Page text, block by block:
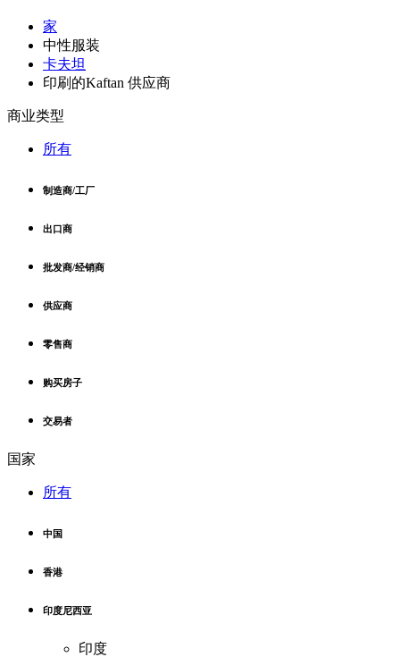
家
中性服装
卡夫坦
印刷的Kaftan 供应商
商业类型
所有
制造商/工厂
出口商
批发商/经销商
供应商
零售商
购买房子
交易者
国家
所有
中国
香港
印度尼西亚
印度